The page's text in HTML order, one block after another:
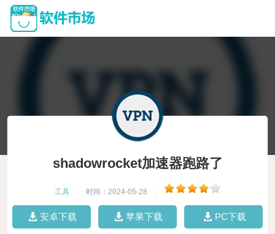
shadowrocket加速器跑路了
工具 时间：2024-05-28
安卓下载 苹果下载 PC下载